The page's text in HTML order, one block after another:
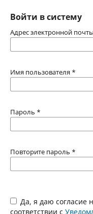
Войти в систему
Адрес электронной почты
Имя пользователя *
Пароль *
Повторите пароль *
Да, я даю согласие на сбор и хранение моих данных в
соответствии с